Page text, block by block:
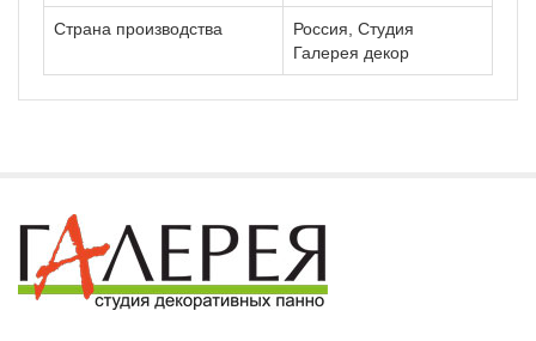
Страна производства
Россия, Студия
Галерея декор